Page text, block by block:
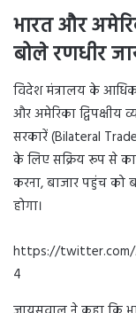
भारत और
बोले रणधीर
विदेश मंत्रालय के
और अमेरिका द्विपक्षीय
सरकारें (Bilateral
के लिए सक्रिय रूप से
करना, बाजार पहुंच को
होगा।
https://twitter.com/
4